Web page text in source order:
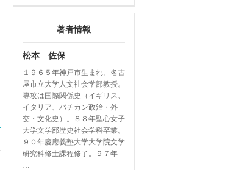
著者情報
松本 佐保
１９６５年神戸市生まれ。名古
屋市立大学人文社会学部教授。
専攻は国際関係史（イギリス、
イタリア、バチカン政治・外
交・文化史）。８８年聖心女子
大学文学部歴史社会学科卒業。
９０年慶應義塾大学大学院文学
研究科修士課程修了。９７年
…